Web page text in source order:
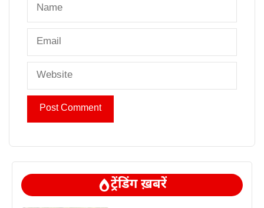
Email
Website
ट्रेंडिंग ख़बरें